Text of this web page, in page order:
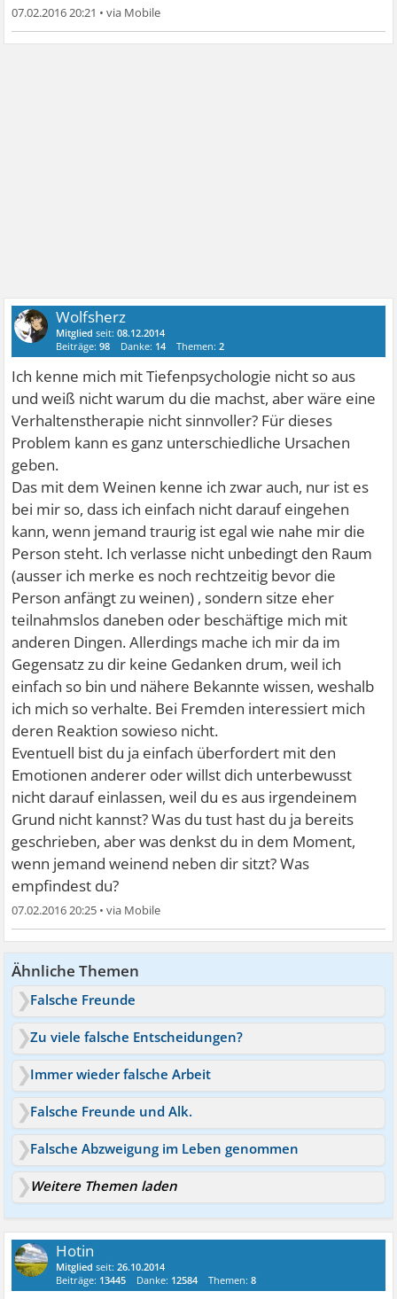
07.02.2016 20:21 •
Wolfsherz
Mitglied seit:08.12.2014
Beiträge:98 Danke: 14 Themen:2
Ich kenne mich mit Tiefenpsychologie nicht so aus
und weiß nicht warum du die machst, aber wäre eine
Verhaltenstherapie nicht sinnvoller? Für dieses
Problem kann es ganz unterschiedliche Ursachen
geben.
Das mit dem Weinen kenne ich zwar auch, nur ist es
bei mir so, dass ich einfach nicht darauf eingehen
kann, wenn jemand traurig ist egal wie nahe mir die
Person steht. Ich verlasse nicht unbedingt den Raum
(ausser ich merke es noch rechtzeitig bevor die
Person anfängt zu weinen) , sondern sitze eher
teilnahmslos daneben oder beschäftige mich mit
anderen Dingen. Allerdings mache ich mir da im
Gegensatz zu dir keine Gedanken drum, weil ich
einfach so bin und nähere Bekannte wissen, weshalb
ich mich so verhalte. Bei Fremden interessiert mich
deren Reaktion sowieso nicht.
Eventuell bist du ja einfach überfordert mit den
Emotionen anderer oder willst dich unterbewusst
nicht darauf einlassen, weil du es aus irgendeinem
Grund nicht kannst? Was du tust hast du ja bereits
geschrieben, aber was denkst du in dem Moment,
wenn jemand weinend neben dir sitzt? Was
empfindest du?
07.02.2016 20:25 •
Ähnliche Themen
Falsche Freunde
Zu viele falsche Entscheidungen?
Immer wieder falsche Arbeit
Falsche Freunde und Alk.
Falsche Abzweigung im Leben genommen
Weitere Themen laden
Hotin
Mitglied seit:26.10.2014
Beiträge: 13445 Danke: 12584 Themen:8